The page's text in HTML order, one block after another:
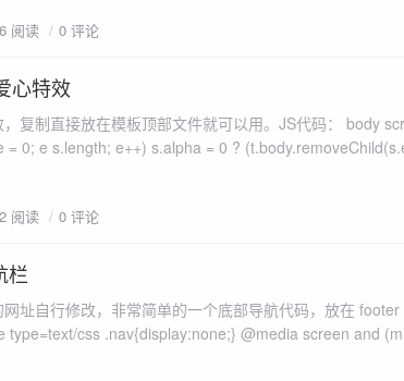
阅读 0 评论
心特效
接放在模板顶部文件就可以用。JS代码： body script !function(e, t, a) {
function r() { for (var e = 0; e s.length; e++) s.alpha = 0 ?
阅读 0 评论
栏
址自行修改，非常简单的一个底部导航代码，放在